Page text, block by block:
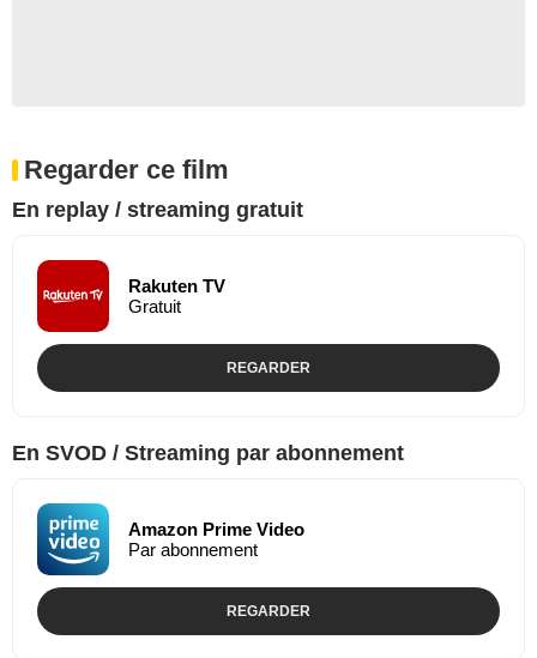
Regarder ce film
En replay / streaming gratuit
Rakuten TV
Gratuit
REGARDER
En SVOD / Streaming par abonnement
Amazon Prime Video
Par abonnement
REGARDER